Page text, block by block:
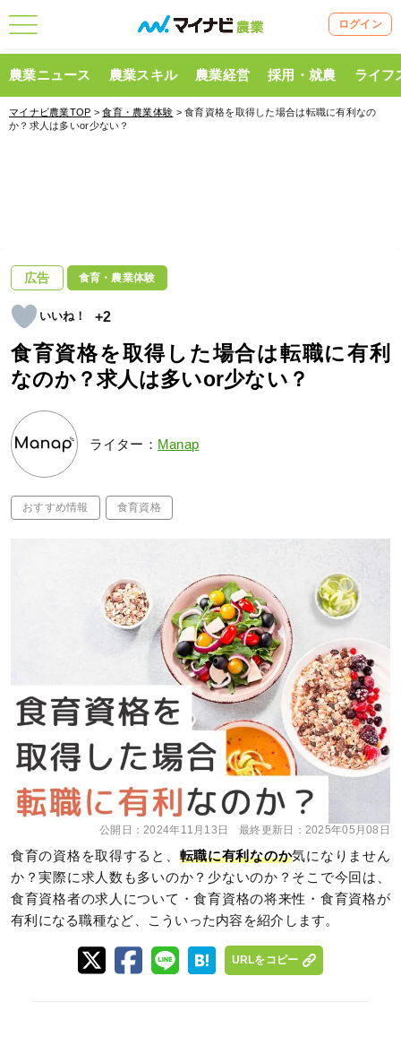
ログイン
農業ニュース 農業スキル 農業経営 採用・就農 ライフ
マイナビ農業TOP >食育・農業体験 > 食育資格を取得した場合は転職に有利なの
か？求人は多いor少ない？
広告 食育・農業体験
+2
食育資格を取得した場合は転職に有利
なのか？求人は多いor少ない？
ライター： Manap
おすすめ情報 食育資格
公開日：2024年11月13日 最終更新日： 2025年05月08日
食育の資格を取得すると、 転職に有利なのか気になりません
か？実際に求人数も多いのか？少ないのか？そこで今回は、
食育資格者の求人について・食育資格の将来性・食育資格が
有利になる職種など、こういった内容を紹介します。
URLをコピー